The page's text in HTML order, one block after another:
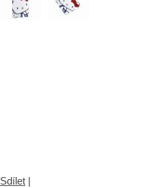
Sdílet |